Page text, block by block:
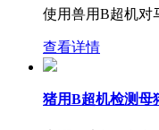
使用兽用B超机
查看详情
猪用B超机检测母